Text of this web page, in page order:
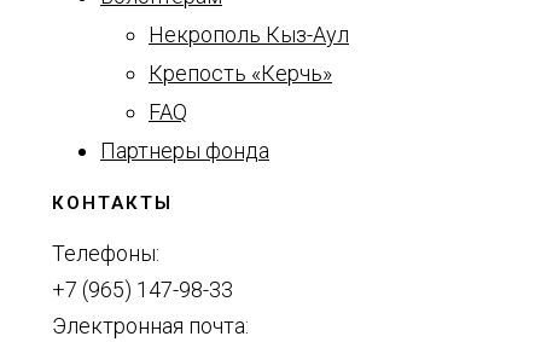
Некрополь Кыз-Аул
Крепость «Керчь»
FAQ
Партнеры фонда
КОНТАКТЫ
Телефоны:
+7 (965) 147-98-33
Электронная почта: